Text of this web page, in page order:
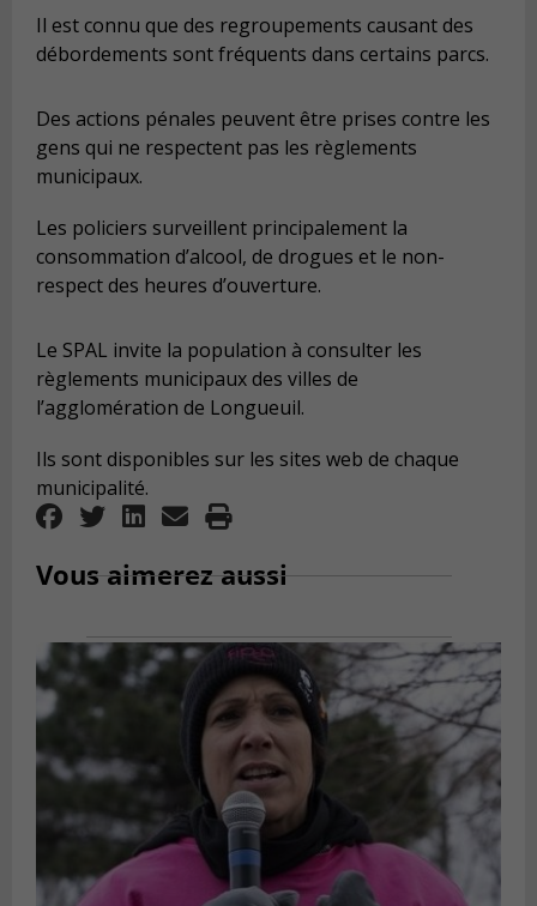
Il est connu que des regroupements causant des
débordements sont fréquents dans certains parcs.
Des actions pénales peuvent être prises contre les
gens qui ne respectent pas les règlements
municipaux.
Les policiers surveillent principalement la
consommation d’alcool, de drogues et le non-
respect des heures d’ouverture.
Le SPAL invite la population à consulter les
règlements municipaux des villes de
l’agglomération de Longueuil.
Ils sont disponibles sur les sites web de chaque
municipalité.
Vous aimerez aussi